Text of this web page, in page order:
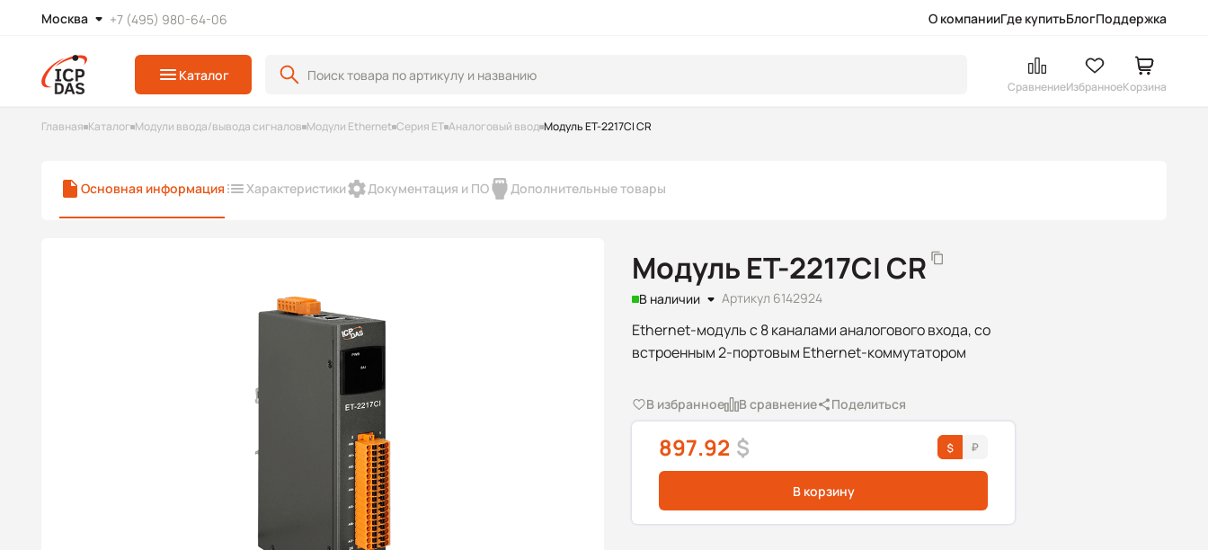
Москва +7 (495) 980-64-06 О компанииГде купитьБлогПоддержка
Каталог
СравнениеИзбранноеКорзина
Главная Каталог Модули ввода/вывода сигналов Модули Ethernet Серия ET Аналоговый ввод Модуль ET-2217CI CR
Основная информация Характеристики Документация и ПО Дополнительные товары
Модуль ET-2217CI CR
В наличии Артикул 6142924
Ethernet-модуль с 8 каналами аналогового входа, со
встроенным 2-портовым Ethernet-коммутатором
В избранное В сравнение Поделиться
897.92 $
В корзину